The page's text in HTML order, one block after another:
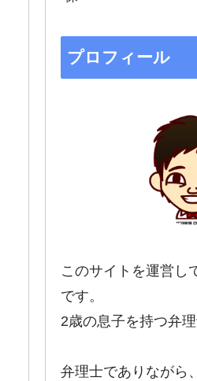
プロフィール
このサイトを運営し
です。
2歳の息子を持つ弁理
弁理士でありながら